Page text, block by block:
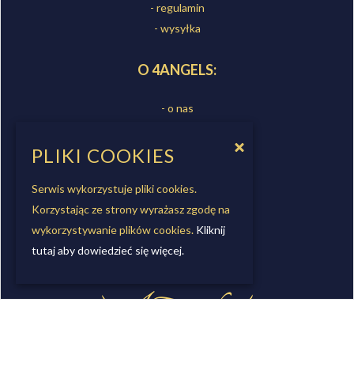
- regulamin
- wysyłka
O 4ANGELS:
- o nas
- kontakt
OBSERWUJ NAS
PLIKI COOKIES
Serwis wykorzystuje pliki cookies.
Korzystając ze strony wyrażasz zgodę na
wykorzystywanie plików cookies. Kliknij
tutaj aby dowiedzieć się więcej.